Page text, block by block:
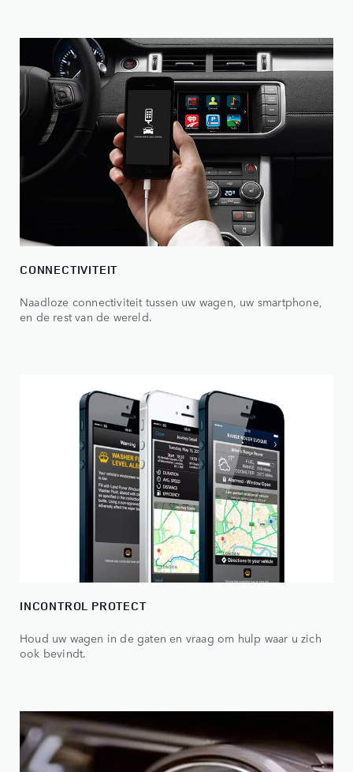
CONNECTIVITEIT
Naadloze connectiviteit tussen uw wagen, uw smartphone,
en de rest van de wereld.
INCONTROL PROTECT
Houd uw wagen in de gaten en vraag om hulp waar u zich
ook bevindt.